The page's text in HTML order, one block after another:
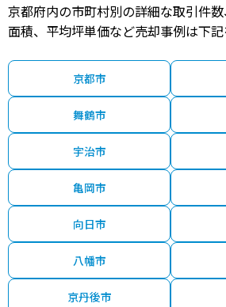
京都府内の市町村別の詳細な取引件
面積、平均坪単価など売却事例は下記
京都市
舞鶴市
宇治市
亀岡市
向日市
八幡市
京丹後市